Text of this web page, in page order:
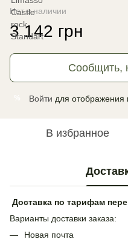
Нет в наличии
3 142 грн
Сообщить,
Войти для отображения
В избранное
Доставка по тарифам
Варианты доставки заказа:
Новая почта